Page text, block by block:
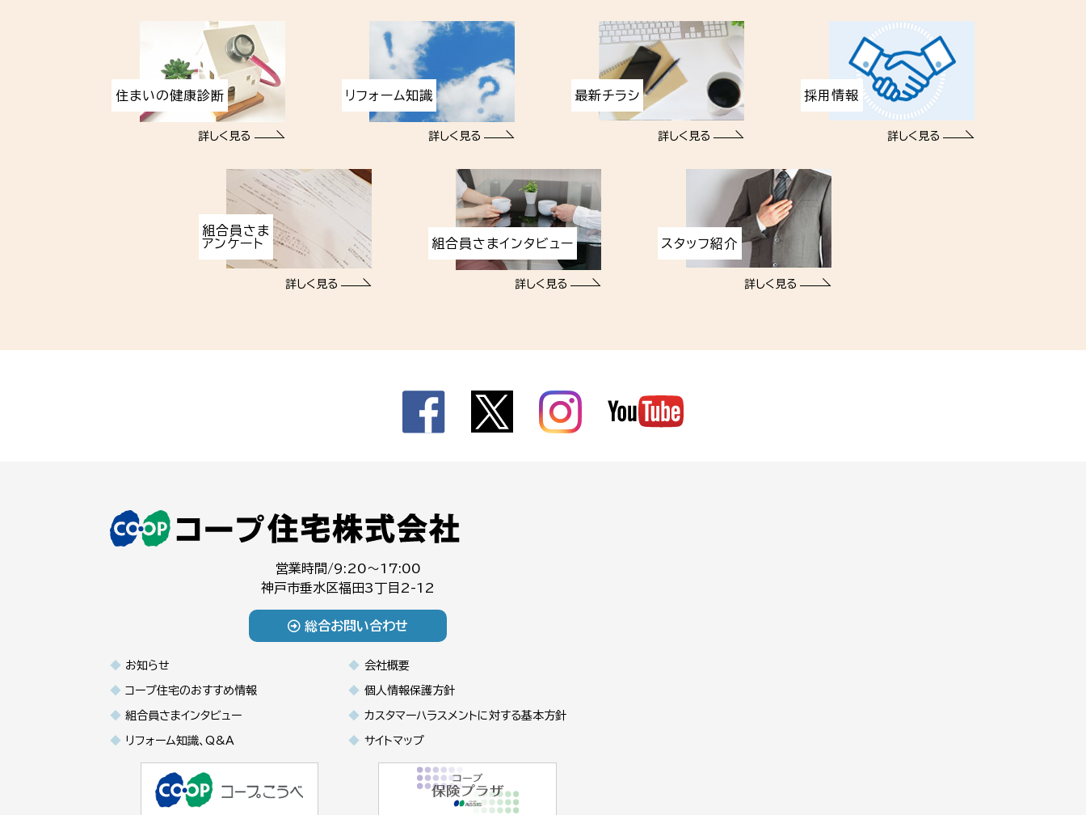
住まいの健康診断
詳しく見る
リフォーム知識
詳しく見る
最新チラシ
詳しく見る
採用情報
詳しく見る
組合員さま
アンケート
詳しく見る
組合員さまインタビュー
詳しく見る
スタッフ紹介
詳しく見る
営業時間/9:20～17:00
神戸市垂水区福田3丁目2-12
総合お問い合わせ
お知らせ
コープ住宅のおすすめ情報
組合員さまインタビュー
リフォーム知識、Q&A
会社概要
個人情報保護方針
カスタマーハラスメントに対する基本方針
サイトマップ